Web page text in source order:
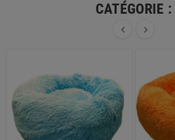
CATÉGORIE :
 